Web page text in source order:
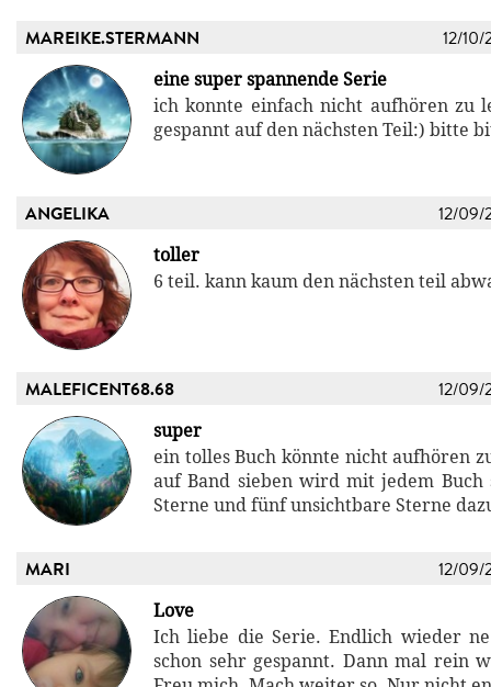
MAREIKE.STERMANN 12/10/
eine super spannende Serie
ich konnte einfach nicht aufhören zu
gespannt auf den nächsten Teil:) bitte
ANGELIKA 12/09/
toller
6 teil. kann kaum den nächsten teil
MALEFICENT68.68 12/09/
super
ein tolles Buch könnte nicht aufhören
auf Band sieben wird mit jedem Buch
Sterne und fünf unsichtbare Sterne
MARI 12/09/
Love
Ich liebe die Serie. Endlich wieder
schon sehr gespannt. Dann mal rein